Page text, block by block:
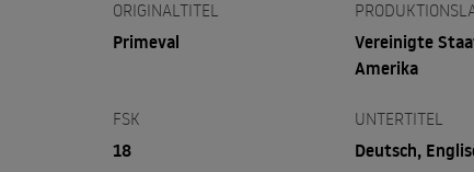
ORIGINALTITEL
Primeval
Vereinigte
Amerika
FSK
18
UNTERTITEL
Deutsch,